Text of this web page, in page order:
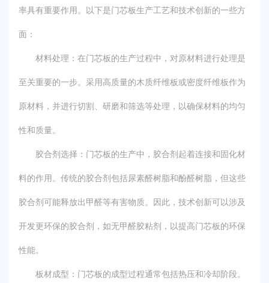
率具有重要作用。以下是门芯板生产工艺和技术创新的一些方
面：
材料处理：在门芯板的生产过程中，对原材料进行处理是
至关重要的一步。采用高质量的木质纤维板或密度纤维板作为
原材料，并进行切割、研磨和筛选等处理，以确保材料的均匀
性和质量。
胶合剂选择：门芯板的生产中，胶合剂起着连接和固化材
料的作用。传统的胶合剂包括尿素醛树脂和酚醛树脂，但这些
胶合剂可能释放出甲醛等有害物质。因此，技术创新可以涉及
开发更环保的胶合剂，如无甲醛胶粘剂，以提高门芯板的环保
性能。
板材成型：门芯板的成型过程通常包括热压和冷却阶段。